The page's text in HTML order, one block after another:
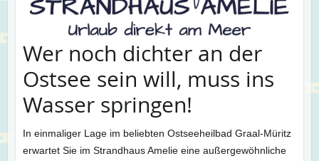
Wer noch dichter an der
Ostsee sein will, muss ins
Wasser springen!
In einmaliger Lage im beliebten Ostseeheilbad Graal-Müritz
erwartet Sie im Strandhaus Amelie eine außergewöhnliche